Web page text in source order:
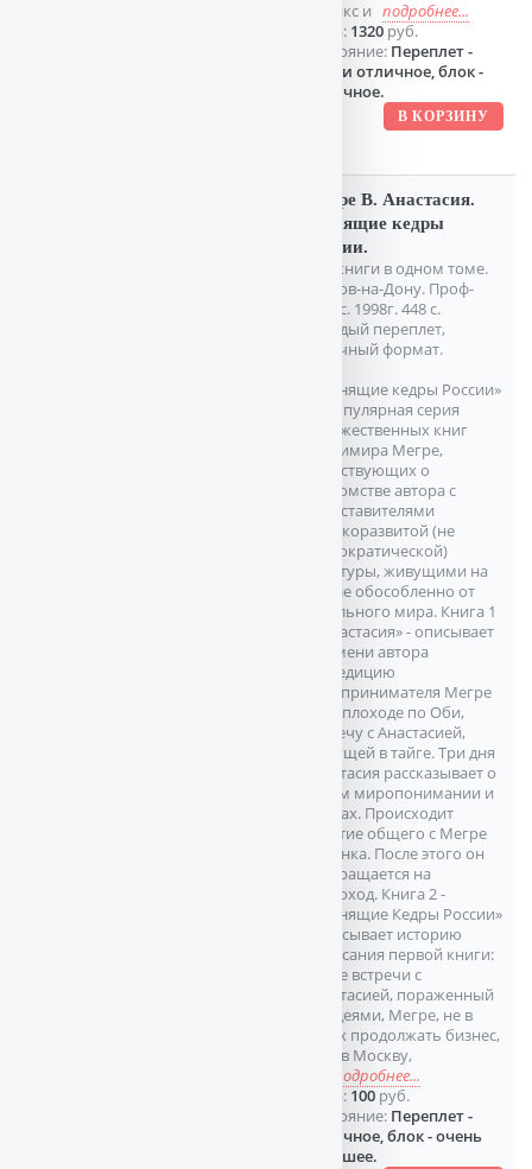
феникс и подробнее...
Цена: 1320руб.
Состояние: Переплет -
почти отличное, блок -
отличное.
Мегре В. Анастасия.
Звенящие кедры
России.
Две книги в одном томе.
Ростов-на-Дону. Проф-
пресс. 1998г. 448 с.
Твердый переплет,
Обычный формат.
«Звенящие кедры России»
— популярная серия
художественных книг
Владимира Мегре,
повествующих о
знакомстве автора с
представителями
высокоразвитой (не
технократической)
культуры, живущими на
Земле обособленно от
остального мира. Книга 1
- «Анастасия» - описывает
от имени автора
экспедицию
предпринимателя Мегре
на теплоходе по Оби,
встречу с Анастасией,
живущей в тайге. Три дня
Анастасия рассказывает о
своем миропонимании и
планах. Происходит
зачатие общего с Мегре
ребенка. После этого он
возвращается на
теплоход. Книга 2 -
«Звенящие Кедры России»
- описывает историю
написания первой книги:
после встречи с
Анастасией, пораженный
ее идеями, Мегре, не в
силах продолжать бизнес,
едет в Москву,
подробнее...
Цена: 100руб.
Состояние: Переплет -
отличное, блок - очень
хорошее.